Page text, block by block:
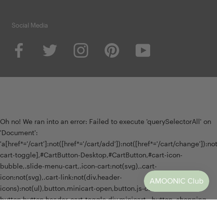
Social Media
Oh no! We ran into an error: Failed to execute 'querySelectorAll' on
'Document':
'a[href*='/cart']:not([href*='/cart/add']):not([href*='/cart/
cart-toggle],#CartButton-Desktop,#CartButton,#cart-icon-
bubble,.slide-menu-cart,.icon-cart:not(svg),.cart-
icon:not(svg),.cart-link:not(div.header-
icons):not(ul),button.minicart-open,button.js-cart-
button,button.header-cart-toggle,div.minicart__button,.shopping-